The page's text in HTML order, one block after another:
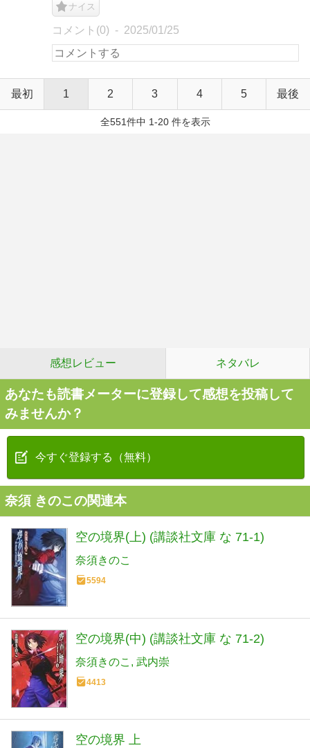
ナイス
コメント(0) 2025/01/25
最初 1 2 3 4 5 最後
全551件中 1-20 件を表示
感想レビュー ネタバレ
あなたも読書メーターに登録して感想を投稿して
みませんか？
今すぐ登録する（無料）
奈須 きのこの関連本
空の境界(上) (講談社文庫 な 71-1)
奈須きのこ
5594
空の境界(中) (講談社文庫 な 71-2)
奈須きのこ 武内崇
4413
空の境界 上